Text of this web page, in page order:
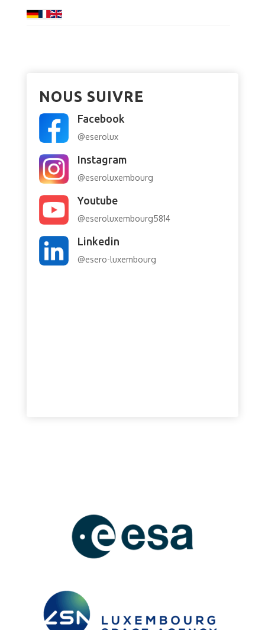
NOUS SUIVRE
Facebook
@eserolux
Instagram
@eseroluxembourg
Youtube
@eseroluxembourg5814
Linkedin
@esero-luxembourg